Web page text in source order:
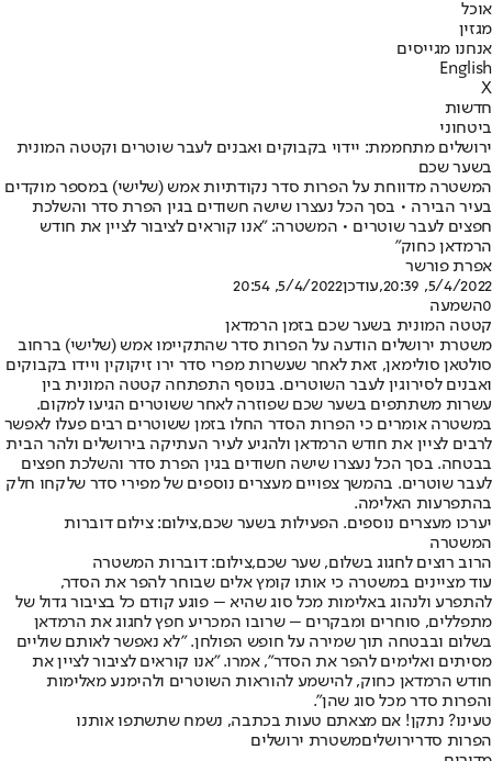
אוכל
מגזין
אנחנו מגייסים
English
X
חדשות
ביטחוני
ירושלים מתחממת: יידוי בקבוקים ואבנים לעבר שוטרים וקטטה המונית
בשער שכם
המשטרה מדווחת על הפרות סדר נקודתיות אמש (שלישי) במספר מוקדים
בעיר הבירה • בסך הכל נעצרו שישה חשודים בגין הפרת סדר והשלכת
חפצים לעבר שוטרים • המשטרה: "אנו קוראים לציבור לציין את חודש
הרמדאן כחוק"
אפרת פורשר
5/4/2022, 20:39
,עודכן5/4/2022, 20:54
0השמעה
קטטה המונית בשער שכם בזמן הרמדאן
משטרת ירושלים הודעה על הפרות סדר שהתקיימו אמש (שלישי) ברחוב
סולטאן סולימאן, זאת לאחר שעשרות מפרי סדר ירו זיקוקין ויידו בקבוקים
ואבנים לסירוגין לעבר השוטרים. בנוסף התפתחה קטטה המונית בין
עשרות משתתפים בשער שכם שפוזרה לאחר ששוטרים הגיעו למקום.
במשטרה אומרים כי הפרות הסדר החלו בזמן ששוטרים רבים פעלו לאפשר
לרבים לציין את חודש הרמדאן ולהגיע לעיר העתיקה בירושלים ולהר הבית
בבטחה. בסך הכל נעצרו שישה חשודים בגין הפרת סדר והשלכת חפצים
לעבר שוטרים. בהמשך צפויים מעצרים נוספים של מפירי סדר שלקחו חלק
בהתפרעות האלימה.
יערכו מעצרים נוספים. הפעילות בשער שכם,צילום: צילום דוברות
המשטרה
הרוב רוצים לחגוג בשלום, שער שכם,צילום: דוברות המשטרה
עוד מציינים במשטרה כי אותו קומץ אלים שבוחר להפר את הסדר,
להתפרע ולנהוג באלימות מכל סוג שהיא – פוגע קודם כל בציבור גדול של
מתפללים, סוחרים ומבקרים – שרובו המכריע חפץ לחגוג את הרמדאן
בשלום ובבטחה תוך שמירה על חופש הפולחן. "לא נאפשר לאותם שוליים
מסיתים ואלימים להפר את הסדר", אמרו. "אנו קוראים לציבור לציין את
חודש הרמדאן כחוק, להישמע להוראות השוטרים ולהימנע מאלימות
והפרות סדר מכל סוג שהן".
טעינו? נתקן! אם מצאתם טעות בכתבה, נשמח שתשתפו אותנו
הפרות סדרירושליםמשטרת ירושלים